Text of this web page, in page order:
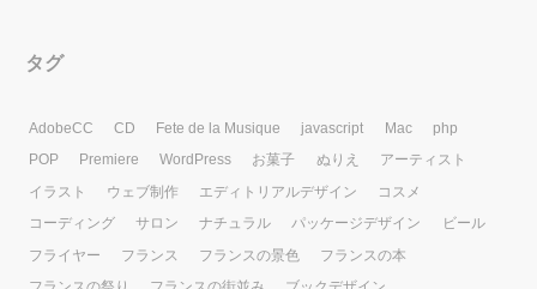
タグ
AdobeCC CD Fete de la Musique javascript Mac
php
POP
Premiere WordPress お菓子 ぬりえ
アーティスト
イラスト
ウェブ制作 エディトリアルデザイン
コスメ
コーディング
サロン ナチュラル パッケージデザイン
ビール
フライヤー
フランス フランスの景色
フランスの本